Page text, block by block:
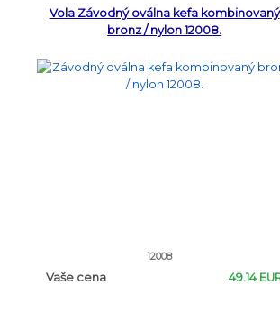
Vola Závodný oválna kefa kombinovaný
bronz / nylon 12008.
12008
Vaše cena 49.14